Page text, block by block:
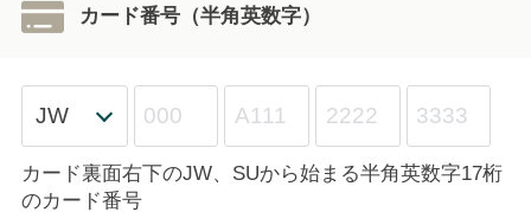
カード番号（半角英数字）
カード裏面右下のJW、SUから始まる半角英数字17桁
のカード番号